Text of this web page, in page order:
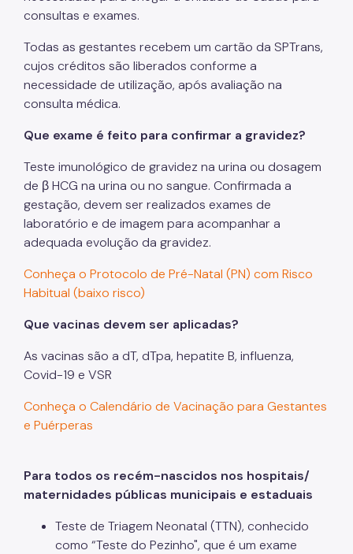
consultas e exames.
Todas as gestantes recebem um cartão da SPTrans,
cujos créditos são liberados conforme a
necessidade de utilização, após avaliação na
consulta médica.
Que exame é feito para confirmar a gravidez?
Teste imunológico de gravidez na urina ou dosagem
de β HCG na urina ou no sangue. Confirmada a
gestação, devem ser realizados exames de
laboratório e de imagem para acompanhar a
adequada evolução da gravidez.
Conheça o Protocolo de Pré-Natal (PN) com Risco
Habitual (baixo risco)
Que vacinas devem ser aplicadas?
As vacinas são a dT, dTpa, hepatite B, influenza,
Covid-19 e VSR
Conheça o Calendário de Vacinação para Gestantes
e Puérperas
Para todos os recém-nascidos nos hospitais/
maternidades públicas municipais e estaduais
Teste de Triagem Neonatal (TTN), conhecido
como “Teste do Pezinho", que é um exame